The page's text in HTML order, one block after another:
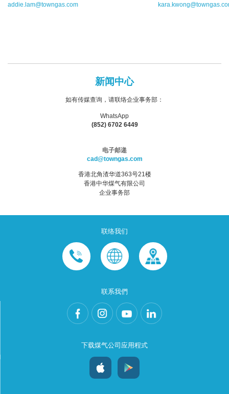
addie.lam@towngas.com
新闻中心
如有传媒查询，请联络企业事务部：
WhatsApp
(852) 6702 6449
电子邮递
cad@towngas.com
香港北角渣华道363号21楼
香港中华煤气有限公司
企业事务部
联络我们
联系我們
下载煤气公司应用程式